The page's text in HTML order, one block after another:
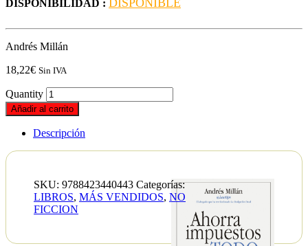
DISPONIBILIDAD : DISPONIBLE
Andrés Millán
18,22€ Sin IVA
Quantity
Añadir al carrito
Descripción
SKU: 9788423440443 Categorías:
LIBROS, MÁS VENDIDOS, NO
FICCION